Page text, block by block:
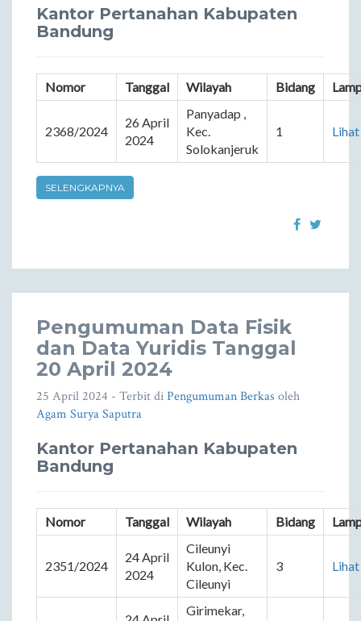
Kantor Pertanahan Kabupaten
Bandung
Nomor Tanggal Wilayah Bidang
2368/2024
26 April
2024
Panyadap ,
Kec.
Solokanjeruk
1 Lihat
SELENGKAPNYA
Pengumuman Data Fisik
dan Data Yuridis Tanggal
20 April 2024
25 April 2024 - Terbit diPengumuman Berkas oleh
Agam Surya Saputra
Kantor Pertanahan Kabupaten
Bandung
Nomor Tanggal Wilayah Bidang
2351/2024
24 April
2024
Cileunyi
Kulon, Kec.
Cileunyi
3 Lihat
Girimekar,